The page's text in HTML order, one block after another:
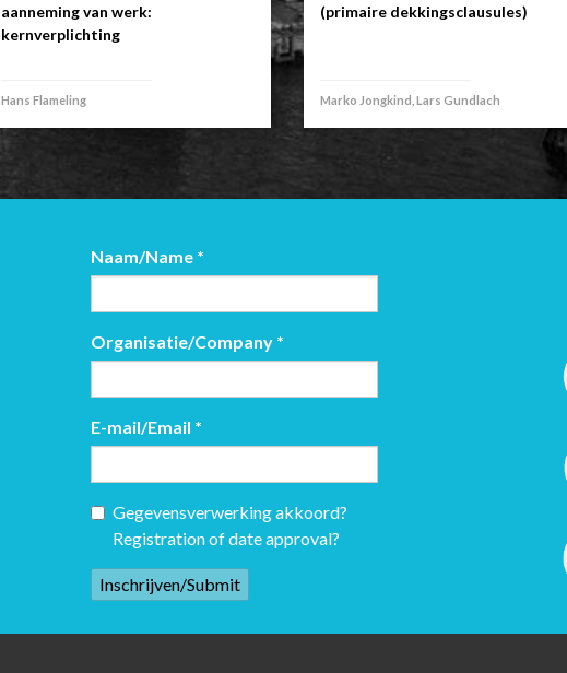
aanneming van werk:
kernverplichting
Hans Flameling
(primaire dekkingsclausules)
Marko Jongkind, Lars Gundlach
Naam/Name *
Organisatie/Company *
E-mail/Email *
Gegevensverwerking akkoord?
Registration of date approval?